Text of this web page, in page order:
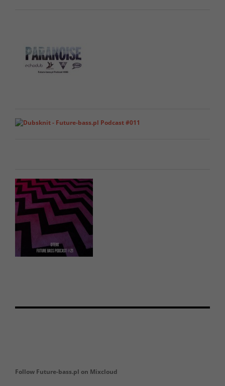
Follow Future-bass.pl on Mixcloud